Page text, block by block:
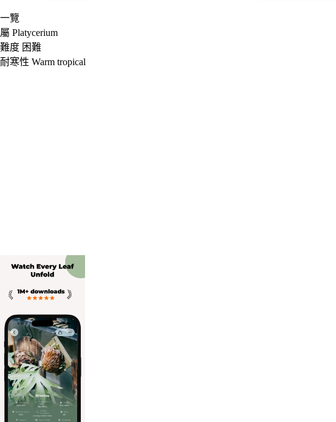
一覽
屬 Platycerium
難度 困難
耐寒性 Warm tropical